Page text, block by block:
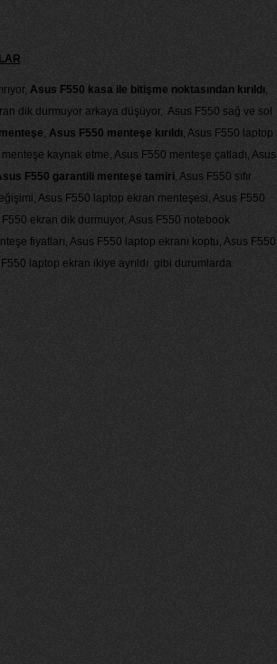
Asus F550 kasa ile bitişme noktasından kırıldı,
dik durmuyor arkaya düşüyor, Asus F550 sağ ve sol
, Asus F550 menteşe kırıldı, Asus F550 laptop
kaynak etme, Asus F550 menteşe çatladı, Asus
F550 garantili menteşe tamiri, Asus F550 sıfır
Asus F550 laptop ekran menteşesi, Asus F550
ekran dik durmuyor, Asus F550 notebook
fiyatları, Asus F550 laptop ekranı koptu, Asus F550
F550 laptop ekran ikiye ayrıldı gibi durumlarda